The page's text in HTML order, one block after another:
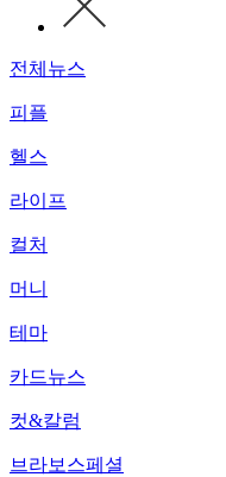
전체뉴스
피플
헬스
라이프
컬처
머니
테마
카드뉴스
컷&칼럼
브라보스페셜